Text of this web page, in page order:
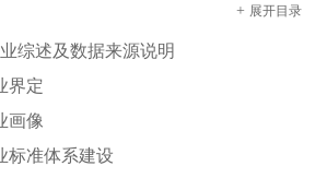
+ 展开目录
综述及数据来源说明
界定
画像
标准体系建设